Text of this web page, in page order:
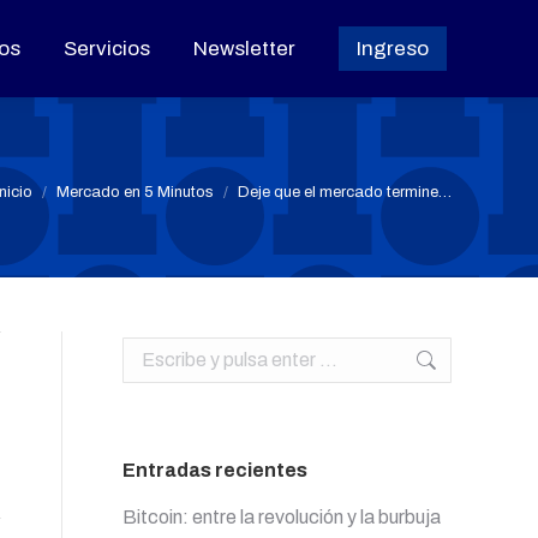
Servicios Newsletter Ingreso
aquí:
Mercado en 5 Minutos Deje que el mercado termine…
Buscar:
Entradas recientes
Bitcoin: entre la revolución y la burbuja
Servicios Newsletter Ingreso